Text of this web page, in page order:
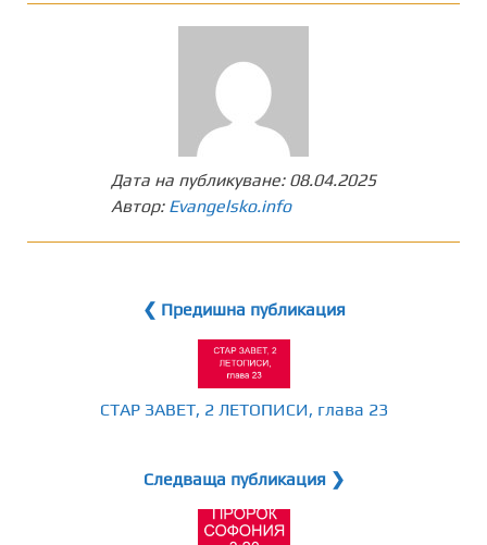
Дата на публикуване: 08.04.2025
Автор: Evangelsko.info
❮ Предишна публикация
СТАР ЗАВЕТ, 2 ЛЕТОПИСИ, глава 23
Следваща публикация ❯